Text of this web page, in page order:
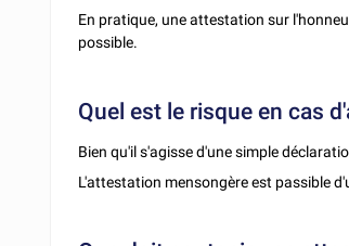
En pratique, une attestation sur
possible.
Quel est le risque en cas
Bien qu'il s'agisse d'une simple
L'attestation mensongère est passible